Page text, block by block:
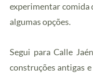
experimentar comida
algumas opções.
Segui para Calle
construções antigas